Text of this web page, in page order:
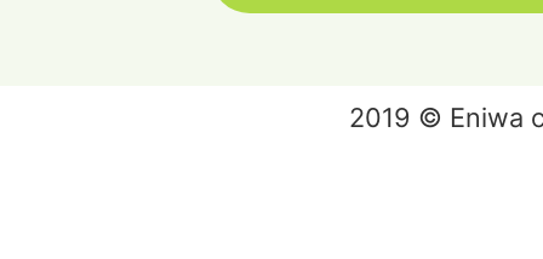
2019 © Eniwa